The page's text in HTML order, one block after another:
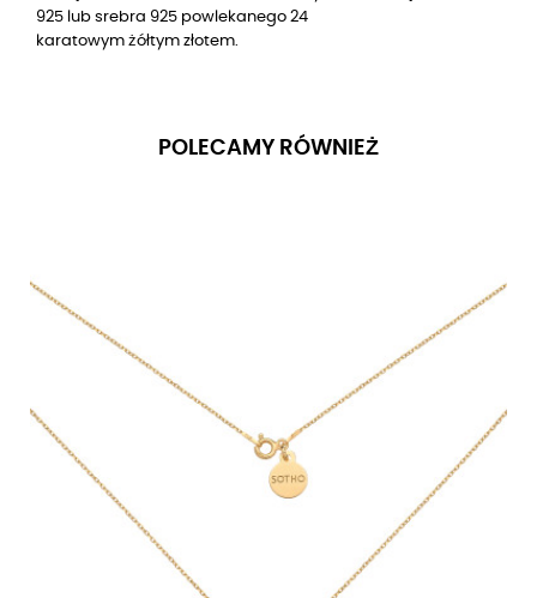
925 lub srebra 925 powlekanego 24
karatowym żółtym złotem.
POLECAMY RÓWNIEŻ